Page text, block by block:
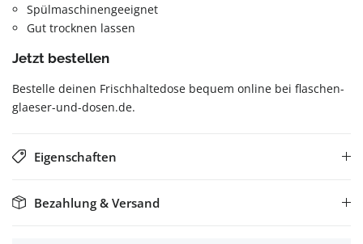
Spülmaschinengeeignet
Gut trocknen lassen
Jetzt bestellen
Bestelle deinen Frischhaltedose bequem online bei flaschen-
glaeser-und-dosen.de.
Eigenschaften
Bezahlung & Versand